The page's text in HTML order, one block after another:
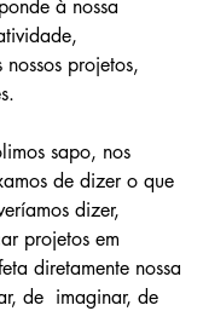
à nossa
projetos,
sapo, nos
de dizer o que
dizer,
projetos em
diretamente nossa
de  imaginar, de